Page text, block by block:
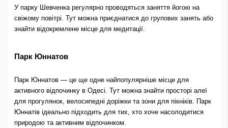
У парку Шевченка регулярно проводяться заняття йогою на
свіжому повітрі. Тут можна приєднатися до групових занять або
знайти відокремлене місце для медитації.
Парк Юннатов
Парк Юннатов — це ще одне найпопулярніше місце для
активного відпочинку в Одесі. Тут можна знайти просторі алеї
для прогулянок, велосипедні доріжки та зони для пікніків. Парк
Юннатів ідеально підходить для тих, хто хоче насолодитися
природою та активним відпочинком.